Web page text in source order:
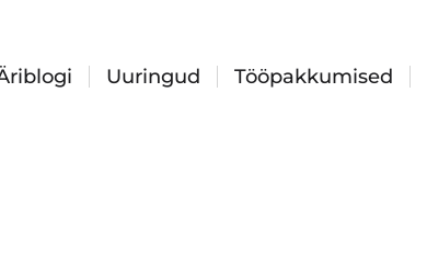
Uuringud Tööpakkumised